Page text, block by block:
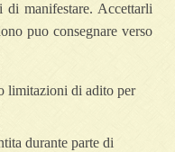
manifestare. Accettarli
puo consegnare verso
limitazioni di adito per
durante parte di